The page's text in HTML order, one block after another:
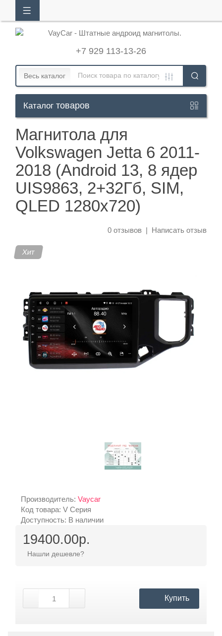
ТОВАРОВ
113-
13-
Режим
Контакты
+7 929 113-13-26
Весь каталог
Каталог товаров
Магнитола для
Volkswagen Jetta 6 2011-
2018 (Android 13, 8 ядер
UIS9863, 2+32Гб, SIM,
QLED 1280x720)
0 отзывов| Написать отзыв
Хит
Производитель:Vaycar
Код товара: V Серия
Доступность: В наличии
19400.00р.
Нашли дешевле?
Купить